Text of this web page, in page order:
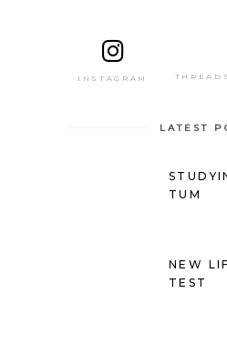
INSTAGRAM THREADS
LATEST
TUM
NEW
TEST